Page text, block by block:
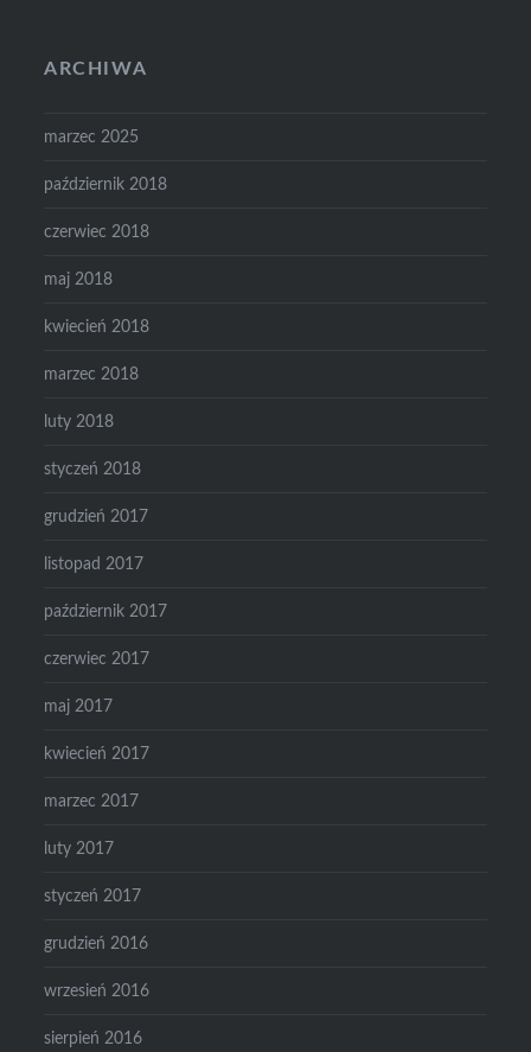
ARCHIWA
marzec 2025
październik 2018
czerwiec 2018
maj 2018
kwiecień 2018
marzec 2018
luty 2018
styczeń 2018
grudzień 2017
listopad 2017
październik 2017
czerwiec 2017
maj 2017
kwiecień 2017
marzec 2017
luty 2017
styczeń 2017
grudzień 2016
wrzesień 2016
sierpień 2016